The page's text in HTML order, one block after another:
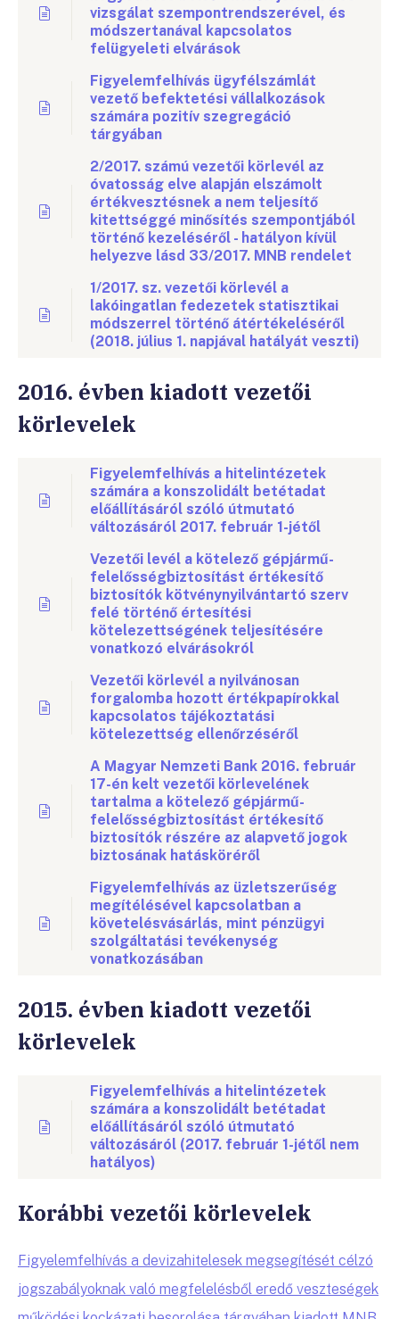
vizsgálat szempontrendszerével, és
módszertanával kapcsolatos
felügyeleti elvárások
Figyelemfelhívás ügyfélszámlát
vezető befektetési vállalkozások
számára pozitív szegregáció
tárgyában
2/2017. számú vezetői körlevél az
óvatosság elve alapján elszámolt
értékvesztésnek a nem teljesítő
kitettséggé minősítés szempontjából
történő kezeléséről - hatályon kívül
helyezve lásd 33/2017. MNB rendelet
1/2017. sz. vezetői körlevél a
lakóingatlan fedezetek statisztikai
módszerrel történő átértékeléséről
(2018. július 1. napjával hatályát veszti)
2016. évben kiadott vezetői
körlevelek
Figyelemfelhívás a hitelintézetek
számára a konszolidált betétadat
előállításáról szóló útmutató
változásáról 2017. február 1-jétől
Vezetői levél a kötelező gépjármű-
felelősségbiztosítást értékesítő
biztosítók kötvénynyilvántartó szerv
felé történő értesítési
kötelezettségének teljesítésére
vonatkozó elvárásokról
Vezetői körlevél a nyilvánosan
forgalomba hozott értékpapírokkal
kapcsolatos tájékoztatási
kötelezettség ellenőrzéséről
A Magyar Nemzeti Bank 2016. február
17-én kelt vezetői körlevelének
tartalma a kötelező gépjármű-
felelősségbiztosítást értékesítő
biztosítók részére az alapvető jogok
biztosának hatásköréről
Figyelemfelhívás az üzletszerűség
megítélésével kapcsolatban a
követelésvásárlás, mint pénzügyi
szolgáltatási tevékenység
vonatkozásában
2015. évben kiadott vezetői
körlevelek
Figyelemfelhívás a hitelintézetek
számára a konszolidált betétadat
előállításáról szóló útmutató
változásáról (2017. február 1-jétől nem
hatályos)
Korábbi vezetői körlevelek
Figyelemfelhívás a devizahitelesek megsegítését célzó
jogszabályoknak való megfelelésből eredő veszteségek